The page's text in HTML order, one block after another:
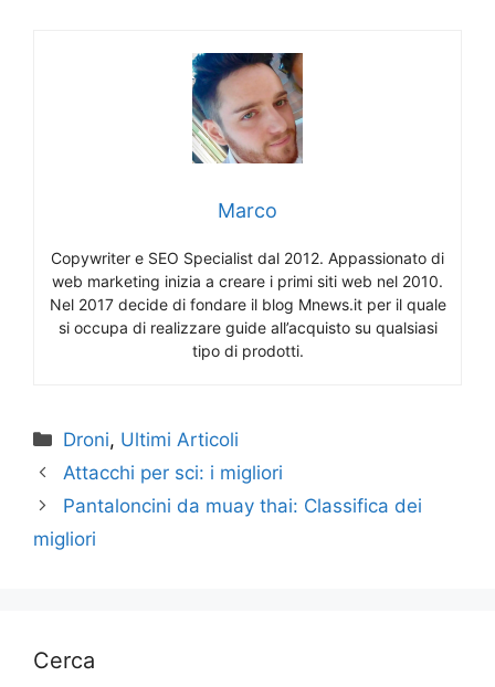
Marco
Copywriter e SEO Specialist dal 2012. Appassionato di
web marketing inizia a creare i primi siti web nel 2010.
Nel 2017 decide di fondare il blog Mnews.it per il quale
si occupa di realizzare guide all’acquisto su qualsiasi
tipo di prodotti.
Categorie
Droni, Ultimi Articoli
Attacchi per sci: i migliori
Pantaloncini da muay thai: Classifica dei
migliori
Cerca